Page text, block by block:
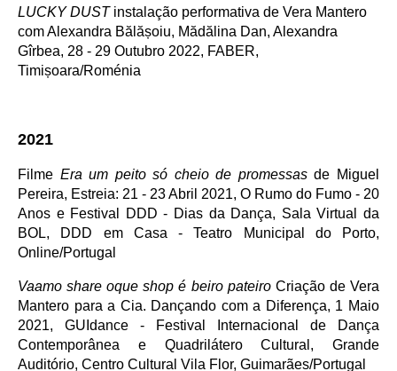
LUCKY DUSTinstalação performativa de Vera Mantero
com Alexandra Bălășoiu, Mădălina Dan, Alexandra
Gîrbea, 28 - 29 Outubro 2022, FABER,
Timișoara/Roménia
2021
Filme Era um peito só cheio de promessasde Miguel
Pereira, Estreia: 21 - 23 Abril 2021, O Rumo do Fumo - 20
Anos e Festival DDD - Dias da Dança, Sala Virtual da
BOL, DDD em Casa - Teatro Municipal do Porto,
Online/Portugal
Vaamo share oque shop é beiro pateiro Criação de Vera
Mantero para a Cia. Dançando com a Diferença, 1 Maio
2021, GUIdance - Festival Internacional de Dança
Contemporânea e Quadrilátero Cultural, Grande
Auditório, Centro Cultural Vila Flor, Guimarães/Portugal